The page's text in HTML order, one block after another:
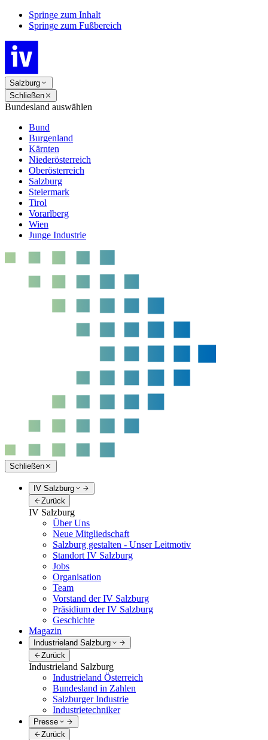
Springe zum Inhalt
Springe zum Fußbereich
Salzburg
Schließen
Bundesland auswählen
Bund
Burgenland
Kärnten
Niederösterreich
Oberösterreich
Salzburg
Steiermark
Tirol
Vorarlberg
Wien
Junge Industrie
Schließen
IV Salzburg
Zurück
IV Salzburg
Über Uns
Neue Mitgliedschaft
Salzburg gestalten - Unser Leitmotiv
Standort IV Salzburg
Jobs
Organisation
Team
Vorstand der IV Salzburg
Präsidium der IV Salzburg
Geschichte
Magazin
Industrieland Salzburg
Zurück
Industrieland Salzburg
Industrieland Österreich
Bundesland in Zahlen
Salzburger Industrie
Industrietechniker
Presse
Zurück